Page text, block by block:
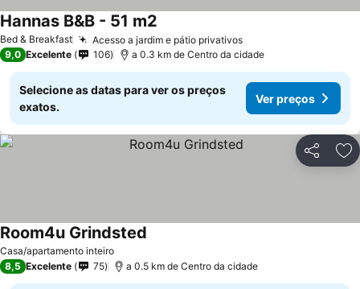
Bed & Breakfast Acesso a jardim e pátio privativosVer preços
Hannas B&B - 51 m2
9,0 Excelente 106 a 0.3 km de Centro da cidade
Selecione as datas para ver os preços
exatos.
Ver preços
Partilhar
Casa/apartamento inteiro
Room4u Grindsted
8,5 Excelente 75 a 0.5 km de Centro da cidade